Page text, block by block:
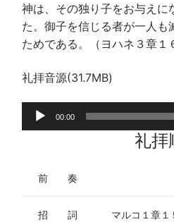
神は、その独り子をお与えに
た。御子を信じる者が一人も
ためである。（ヨハネ３章１
礼拝音源(31.7MB)
声
00:00
礼拝
前 奏
招 詞 マルコ１章１